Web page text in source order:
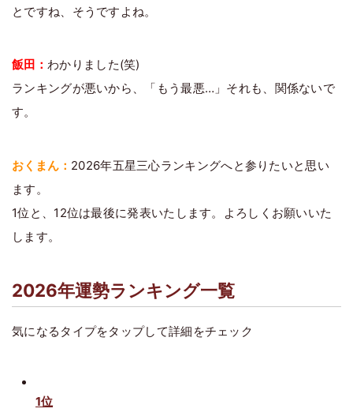
とですね、そうですよね。
飯田： わかりました(笑)
ランキングが悪いから、「もう最悪…」それも、関係ないで
す。
おくまん： 2026年五星三心ランキングへと参りたいと思い
ます。
1位と、12位は最後に発表いたします。よろしくお願いいた
します。
2026年運勢ランキング一覧
気になるタイプをタップして詳細をチェック
1位